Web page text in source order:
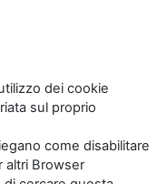
dei cookie
sul proprio
come disabilitare
altri Browser